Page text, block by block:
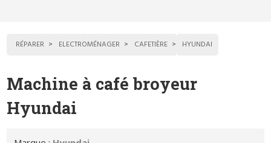
RÉPARER ELECTROMÉNAGER CAFETIÈRE HYUNDAI
Machine à café broyeur
Hyundai